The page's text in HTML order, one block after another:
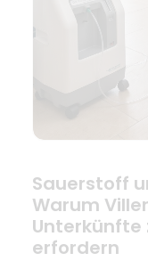
Sauerstoff
Warum
Unterkünfte
erfordern